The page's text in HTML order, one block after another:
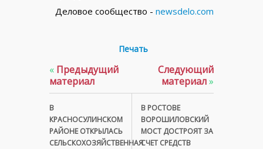
Деловое сообщество - newsdelo.com
Печать
« Предыдущий
материал
В
КРАСНОСУЛИНСКОМ
РАЙОНЕ ОТКРЫЛАСЬ
СЕЛЬСКОХОЗЯЙСТВЕННАЯ
Следующий
материал»
В РОСТОВЕ
ВОРОШИЛОВСКИЙ
МОСТ ДОСТРОЯТ ЗА
СЧЕТ СРЕДСТВ